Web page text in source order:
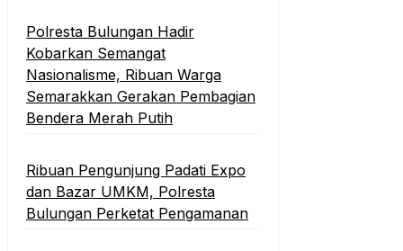
Polresta Bulungan Hadir
Kobarkan Semangat
Nasionalisme, Ribuan Warga
Semarakkan Gerakan Pembagian
Bendera Merah Putih
Ribuan Pengunjung Padati Expo
dan Bazar UMKM, Polresta
Bulungan Perketat Pengamanan